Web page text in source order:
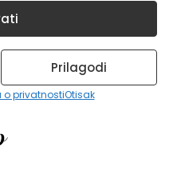
Prilagodi
o privatnostiOtisak